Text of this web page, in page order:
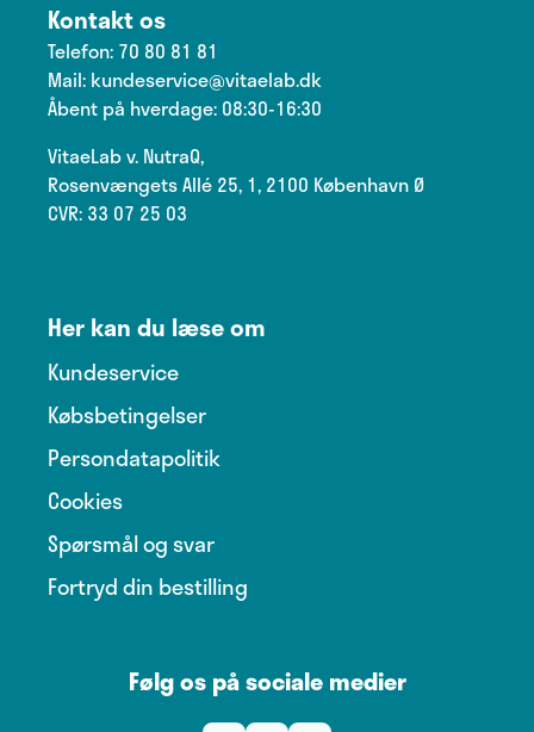
Kontakt os
Telefon: 70 80 81 81
Mail: kundeservice@vitaelab.dk
Åbent på hverdage: 08:30-16:30
VitaeLab v. NutraQ,
Rosenvængets Allé 25, 1, 2100 København Ø
CVR: 33 07 25 03
Her kan du læse om
Kundeservice
Købsbetingelser
Persondatapolitik
Cookies
Spørsmål og svar
Fortryd din bestilling
Følg os på sociale medier